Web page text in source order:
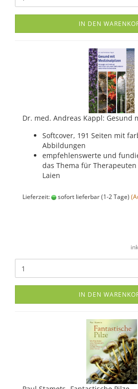
IN DEN
Dr. med. Andreas Kappl: Gesund
Softcover, 191 Seiten mit
Abbildungen
empfehlenswerte und
das Thema für
Laien
Lieferzeit: sofort lieferbar (1-2 Tage)
IN DEN